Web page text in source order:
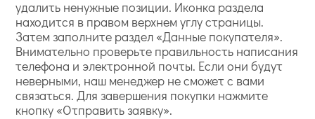
удалить ненужные позиции. Иконка раздела
находится в правом верхнем углу страницы.
Затем заполните раздел «Данные покупателя».
Внимательно проверьте правильность написания
телефона и электронной почты. Если они будут
неверными, наш менеджер не сможет с вами
связаться. Для завершения покупки нажмите
кнопку «Отправить заявку».